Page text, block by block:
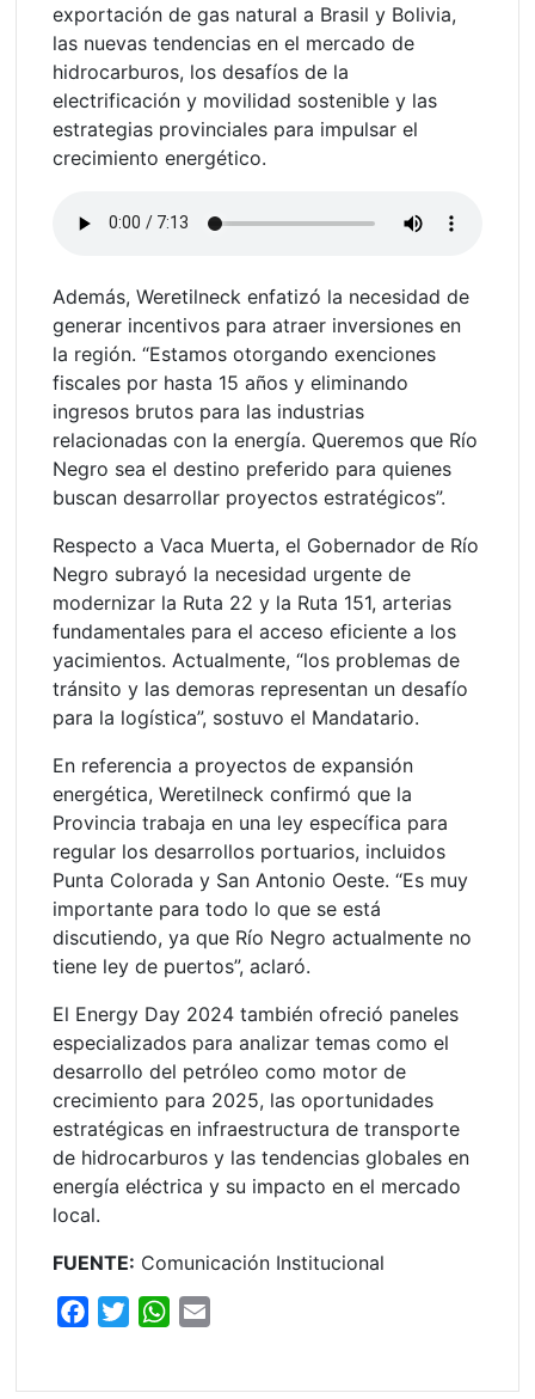
exportación de gas natural a Brasil y Bolivia,
las nuevas tendencias en el mercado de
hidrocarburos, los desafíos de la
electrificación y movilidad sostenible y las
estrategias provinciales para impulsar el
crecimiento energético.
Además, Weretilneck enfatizó la necesidad de
generar incentivos para atraer inversiones en
la región. “Estamos otorgando exenciones
fiscales por hasta 15 años y eliminando
ingresos brutos para las industrias
relacionadas con la energía. Queremos que Río
Negro sea el destino preferido para quienes
buscan desarrollar proyectos estratégicos”.
Respecto a Vaca Muerta, el Gobernador de Río
Negro subrayó la necesidad urgente de
modernizar la Ruta 22 y la Ruta 151, arterias
fundamentales para el acceso eficiente a los
yacimientos. Actualmente, “los problemas de
tránsito y las demoras representan un desafío
para la logística”, sostuvo el Mandatario.
En referencia a proyectos de expansión
energética, Weretilneck confirmó que la
Provincia trabaja en una ley específica para
regular los desarrollos portuarios, incluidos
Punta Colorada y San Antonio Oeste. “Es muy
importante para todo lo que se está
discutiendo, ya que Río Negro actualmente no
tiene ley de puertos”, aclaró.
El Energy Day 2024 también ofreció paneles
especializados para analizar temas como el
desarrollo del petróleo como motor de
crecimiento para 2025, las oportunidades
estratégicas en infraestructura de transporte
de hidrocarburos y las tendencias globales en
energía eléctrica y su impacto en el mercado
local.
FUENTE: Comunicación Institucional
W